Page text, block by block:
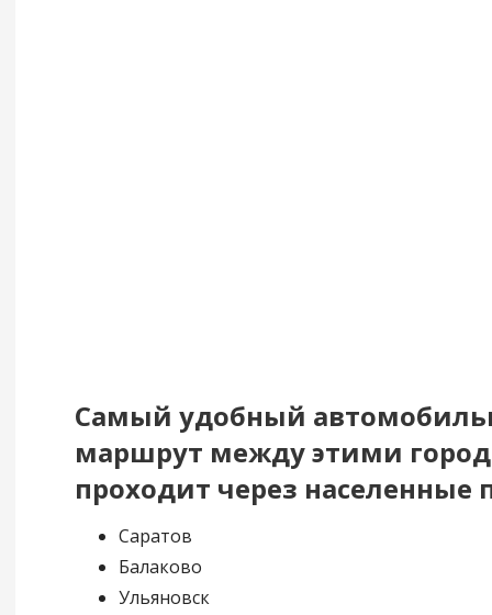
Самый удобный
маршрут между этими
проходит через населенные
Саратов
Балаково
Ульяновск